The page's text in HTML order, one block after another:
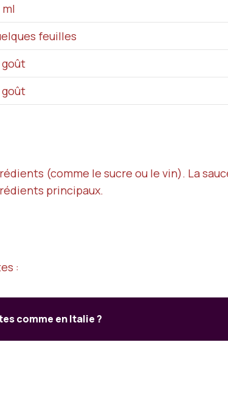
feuilles
goût
goût
(comme le sucre ou le vin). La
principaux.
:
comme en Italie ?